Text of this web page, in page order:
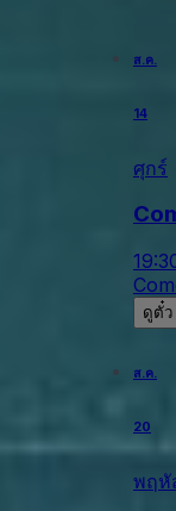
ส.ค.
14
ศุกร์
ดูตั๋ว
ส.ค.
20
พฤหั